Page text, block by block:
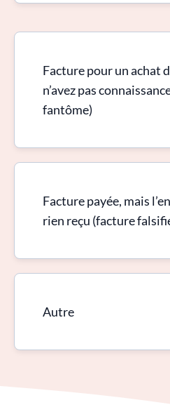
Facture pour un achat
n’avez pas
fantôme)
Facture payée, mais
rien reçu (facture
Autre